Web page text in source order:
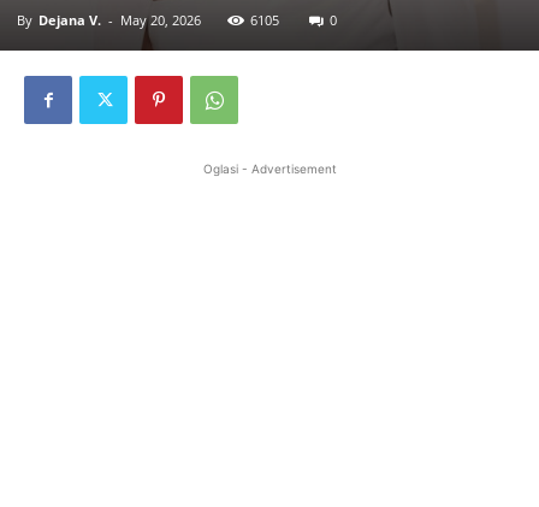
By Dejana V. - May 20, 2026 6105 0
Oglasi - Advertisement